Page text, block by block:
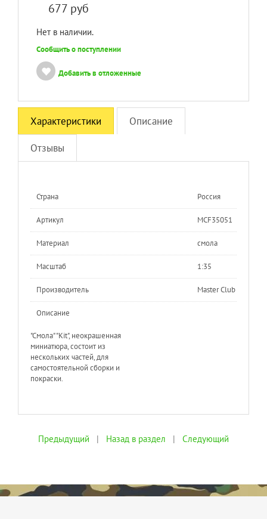
677 руб
Нет в наличии.
Сообщить о поступлении
Добавить в отложенные
Характеристики Описание
Отзывы
Страна Россия
Артикул MСF35051
Материал смола
Масштаб 1:35
Производитель Master Club
Описание
"Cмола" "Kit", неокрашенная
миниатюра, состоит из
нескольких частей, для
самостоятельной сборки и
покраски.
Предыдущий | Назад в раздел | Следующий